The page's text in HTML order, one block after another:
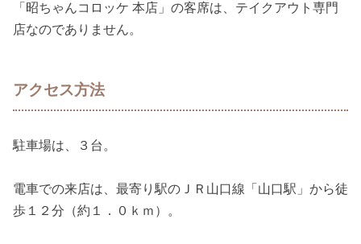
「昭ちゃんコロッケ 本店」の客席は、テイクアウト専門
店なのでありません。
アクセス方法
駐車場は、３台。
電車での来店は、最寄り駅のＪＲ山口線「山口駅」から徒
歩１２分（約１．０ｋｍ）。